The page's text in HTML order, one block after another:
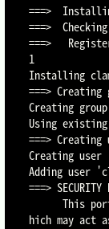
===>
===>
===>
1
Installing
===> Creating
Creating
Using
===> Creating
Creating
Adding user
===> SECURITY
      This port has installed the following files w
hich may act